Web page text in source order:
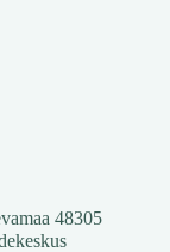
48305